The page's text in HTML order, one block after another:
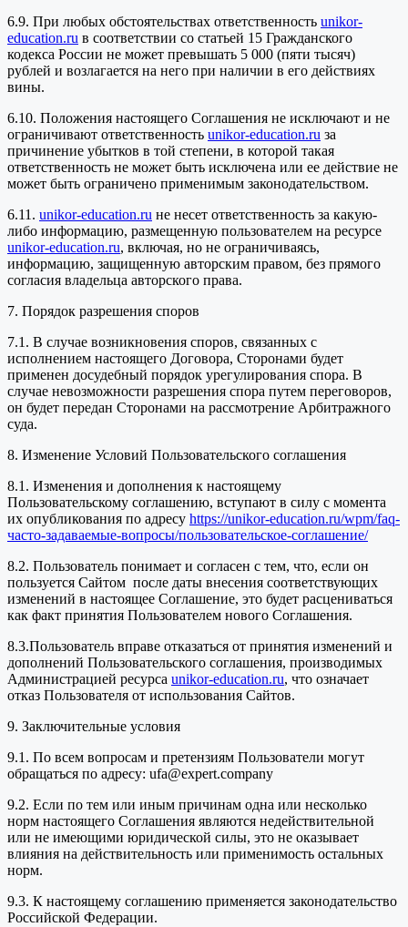
6.9. При любых обстоятельствах ответственность unikor-
education.ru в соответствии со статьей 15 Гражданского
кодекса России не может превышать 5 000 (пяти тысяч)
рублей и возлагается на него при наличии в его действиях
вины.
6.10. Положения настоящего Соглашения не исключают и не
ограничивают ответственность unikor-education.ru за
причинение убытков в той степени, в которой такая
ответственность не может быть исключена или ее действие не
может быть ограничено применимым законодательством.
6.11. unikor-education.ru не несет ответственность за какую-
либо информацию, размещенную пользователем на ресурсе
unikor-education.ru, включая, но не ограничиваясь,
информацию, защищенную авторским правом, без прямого
согласия владельца авторского права.
7. Порядок разрешения споров
7.1. В случае возникновения споров, связанных с
исполнением настоящего Договора, Сторонами будет
применен досудебный порядок урегулирования спора. В
случае невозможности разрешения спора путем переговоров,
он будет передан Сторонами на рассмотрение Арбитражного
суда.
8. Изменение Условий Пользовательского соглашения
8.1. Изменения и дополнения к настоящему
Пользовательскому соглашению, вступают в силу с момента
их опубликования по адресу https://unikor-education.ru/wpm/faq-
часто-задаваемые-вопросы/пользовательское-соглашение/
8.2. Пользователь понимает и согласен с тем, что, если он
пользуется Сайтом после даты внесения соответствующих
изменений в настоящее Соглашение, это будет расцениваться
как факт принятия Пользователем нового Соглашения.
8.3.Пользователь вправе отказаться от принятия изменений и
дополнений Пользовательского соглашения, производимых
Администрацией ресурса unikor-education.ru, что означает
отказ Пользователя от использования Сайтов.
9. Заключительные условия
9.1. По всем вопросам и претензиям Пользователи могут
обращаться по адресу: ufa@expert.company
9.2. Если по тем или иным причинам одна или несколько
норм настоящего Соглашения являются недействительной
или не имеющими юридической силы, это не оказывает
влияния на действительность или применимость остальных
норм.
9.3. К настоящему соглашению применяется законодательство
Российской Федерации.